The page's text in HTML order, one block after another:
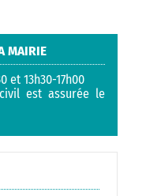
MAIRIE
et 13h30-17h00
est assurée le